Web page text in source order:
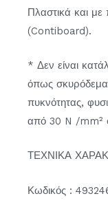
Πλαστικά και με
(Contiboard).
* Δεν είναι
όπως
πυκνότητας,
από 30 N /mm²
ΤΕΧΝΙΚΑ
Κωδικός :